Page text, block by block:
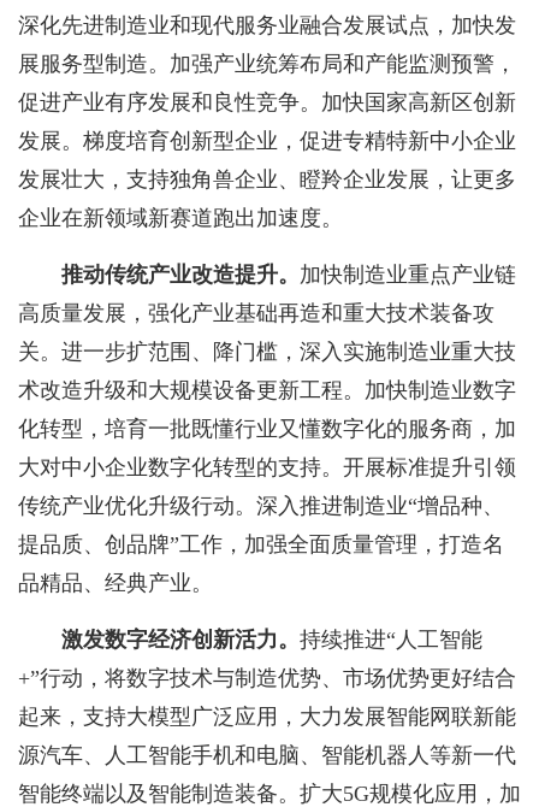
深化先进制造业和现代服务业融合发展试点，加快发
展服务型制造。加强产业统筹布局和产能监测预警，
促进产业有序发展和良性竞争。加快国家高新区创新
发展。梯度培育创新型企业，促进专精特新中小企业
发展壮大，支持独角兽企业、瞪羚企业发展，让更多
企业在新领域新赛道跑出加速度。
推动传统产业改造提升。 加快制造业重点产业链
高质量发展，强化产业基础再造和重大技术装备攻
关。进一步扩范围、降门槛，深入实施制造业重大技
术改造升级和大规模设备更新工程。加快制造业数字
化转型，培育一批既懂行业又懂数字化的服务商，加
大对中小企业数字化转型的支持。开展标准提升引领
传统产业优化升级行动。深入推进制造业“增品种、
提品质、创品牌”工作，加强全面质量管理，打造名
品精品、经典产业。
激发数字经济创新活力。 持续推进“人工智能
+”行动，将数字技术与制造优势、市场优势更好结合
起来，支持大模型广泛应用，大力发展智能网联新能
源汽车、人工智能手机和电脑、智能机器人等新一代
智能终端以及智能制造装备。扩大5G规模化应用，加